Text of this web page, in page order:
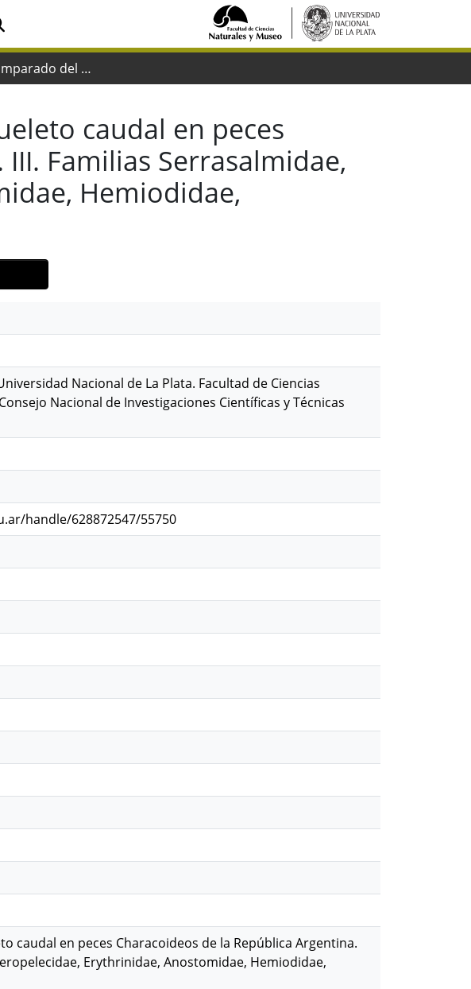
Estudio comparado del esqueleto caudal en peces Characoideos de la República Argentina. III. Familias Serrasalmidae, Gasteropelecidae, Erythrinidae, Anostomidae, Hemiodidae, Curimatidae y Characidiidae
caudal en peces
Familias Serrasalmidae,
Hemiodidae,
Nacional de La Plata. Facultad de Ciencias
Nacional de Investigaciones Científicas y Técnicas
handle/628872547/55750
caudal en peces Characoideos de la República Argentina.
Erythrinidae, Anostomidae, Hemiodidae,